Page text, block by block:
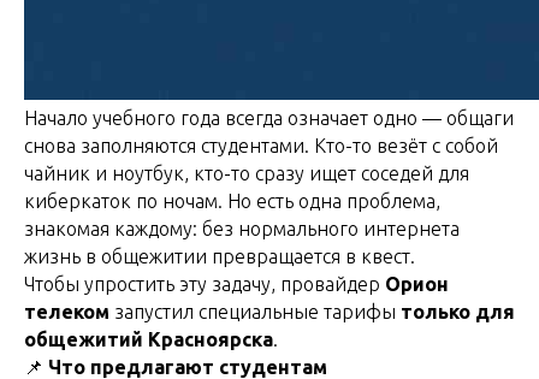
Начало учебного года всегда означает одно — общаги
снова заполняются студентами. Кто-то везёт с собой
чайник и ноутбук, кто-то сразу ищет соседей для
киберкаток по ночам. Но есть одна проблема,
знакомая каждому: без нормального интернета
жизнь в общежитии превращается в квест.
Чтобы упростить эту задачу, провайдер Орион
телеком запустил специальные тарифы только для
общежитий Красноярска.
📌 Что предлагают студентам